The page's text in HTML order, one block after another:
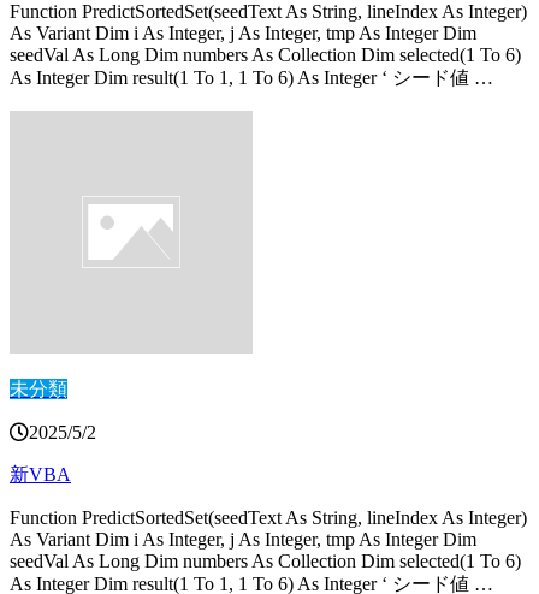
Function PredictSortedSet(seedText As String, lineIndex As Integer)
As Variant Dim i As Integer, j As Integer, tmp As Integer Dim
seedVal As Long Dim numbers As Collection Dim selected(1 To 6)
As Integer Dim result(1 To 1, 1 To 6) As Integer ‘ シード値 …
未分類
2025/5/2
新VBA
Function PredictSortedSet(seedText As String, lineIndex As Integer)
As Variant Dim i As Integer, j As Integer, tmp As Integer Dim
seedVal As Long Dim numbers As Collection Dim selected(1 To 6)
As Integer Dim result(1 To 1, 1 To 6) As Integer ‘ シード値 …